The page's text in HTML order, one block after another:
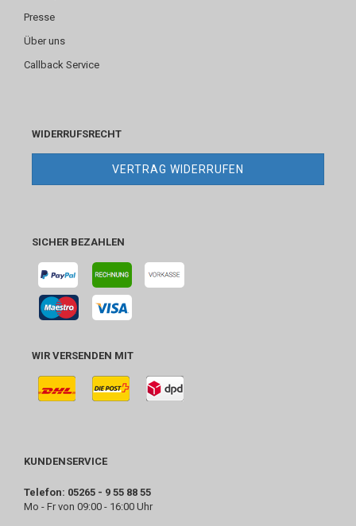
Presse
Über uns
Callback Service
WIDERRUFSRECHT
VERTRAG WIDERRUFEN
SICHER BEZAHLEN
WIR VERSENDEN MIT
KUNDENSERVICE
Telefon: 05265 - 9 55 88 55
Mo - Fr von 09:00 - 16:00 Uhr